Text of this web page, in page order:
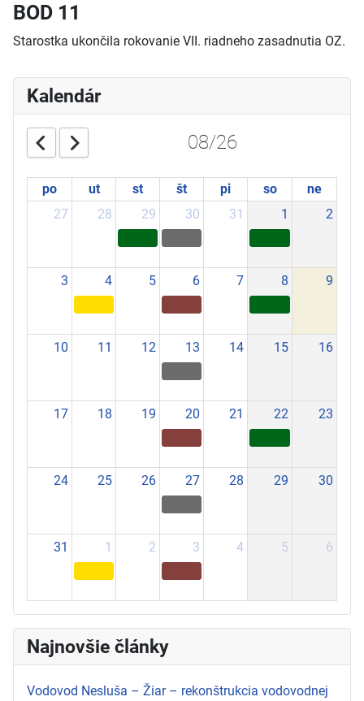
BOD 11
Starostka ukončila rokovanie VII. riadneho zasadnutia OZ.
Kalendár
08/26
po ut st št pi so
ne
27
28 29 30 31 1 2
3 4 5 6 7 8 9
10 11 12 13 14 15 16
17 18 19 20 21 22 23
24 25 26 27 28 29 30
31 1 2 3 4 5 6
Najnovšie články
Vodovod Nesluša – Žiar – rekonštrukcia vodovodnej